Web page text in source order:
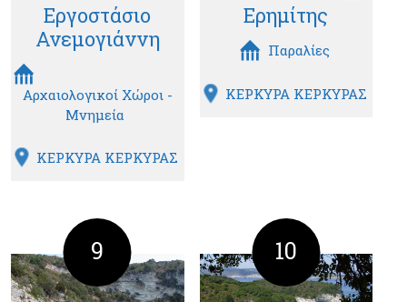
Εργοστάσιο
Ανεμογιάννη
Αρχαιολογικοί Χώροι -
Μνημεία
ΚΕΡΚΥΡΑ ΚΕΡΚΥΡΑΣ
Ερημίτης
Παραλίες
ΚΕΡΚΥΡΑ ΚΕΡΚΥΡΑΣ
9 10